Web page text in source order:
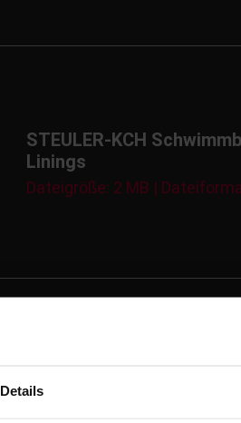
Details
STEULER-KCH
Linings
Dateigröße: 2 MB |
Neues Beckensystem